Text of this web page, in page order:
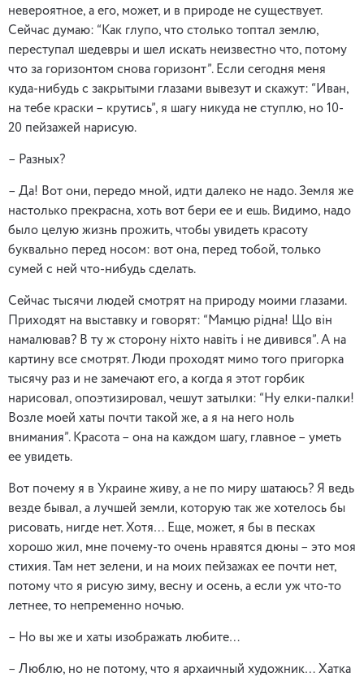
невероятное, а его, может, и в природе не существует.
Сейчас думаю: “Как глупо, что столько топтал землю,
переступал шедевры и шел искать неизвестно что, потому
что за горизонтом снова горизонт”. Если сегодня меня
куда-нибудь с закрытыми глазами вывезут и скажут: “Иван,
на тебе краски – крутись”, я шагу никуда не ступлю, но 10-
20 пейзажей нарисую.
– Разных?
– Да! Вот они, передо мной, идти далеко не надо. Земля же
настолько прекрасна, хоть вот бери ее и ешь. Видимо, надо
было целую жизнь прожить, чтобы увидеть красоту
буквально перед носом: вот она, перед тобой, только
сумей с ней что-нибудь сделать.
Сейчас тысячи людей смотрят на природу моими глазами.
Приходят на выставку и говорят: “Мамцю рiдна! Що вiн
намалював? В ту ж сторону нiхто навiть i не дивився”. А на
картину все смотрят. Люди проходят мимо того пригорка
тысячу раз и не замечают его, а когда я этот горбик
нарисовал, опоэтизировал, чешут затылки: “Ну елки-палки!
Возле моей хаты почти такой же, а я на него ноль
внимания”. Красота – она на каждом шагу, главное – уметь
ее увидеть.
Вот почему я в Украине живу, а не по миру шатаюсь? Я ведь
везде бывал, а лучшей земли, которую так же хотелось бы
рисовать, нигде нет. Хотя… Еще, может, я бы в песках
хорошо жил, мне почему-то очень нравятся дюны – это моя
стихия. Там нет зелени, и на моих пейзажах ее почти нет,
потому что я рисую зиму, весну и осень, а если уж что-то
летнее, то непременно ночью.
– Но вы же и хаты изображать любите…
– Люблю, но не потому, что я архаичный художник… Хатка